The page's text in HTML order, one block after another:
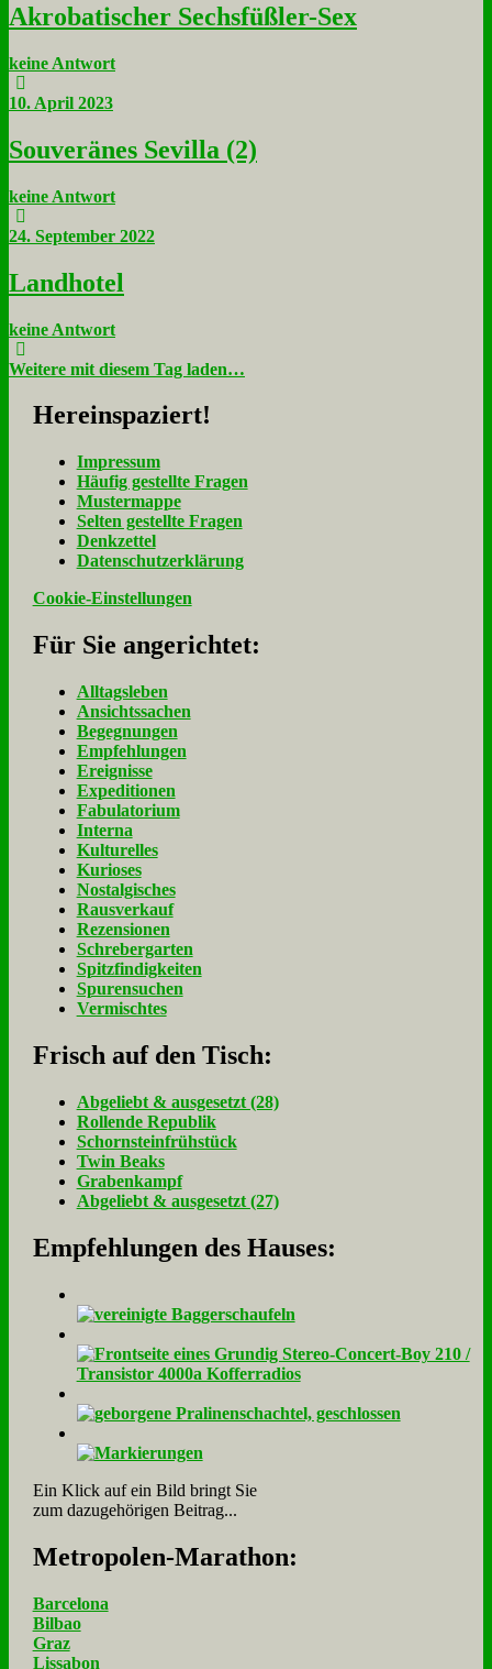
Akro­ba­ti­scher Sechs­füß­ler-Sex
keine Antwort
10. April 2023
Sou­ve­rä­nes Se­vil­la (2)
keine Antwort
24. September 2022
Land­ho­tel
keine Antwort
Weitere mit diesem Tag laden…
Her­ein­spa­ziert!
Im­pres­sum
Häu­fig ge­stell­te Fra­gen
Mu­ster­map­pe
Sel­ten ge­stell­te Fra­gen
Denk­zet­tel
Da­ten­schutz­er­klä­rung
Cookie-Einstellungen
Für Sie an­ge­rich­tet:
Alltagsleben
Ansichtssachen
Begegnungen
Empfehlungen
Ereignisse
Expeditionen
Fabulatorium
Interna
Kulturelles
Kurioses
Nostalgisches
Rausverkauf
Rezensionen
Schrebergarten
Spitzfindigkeiten
Spurensuchen
Vermischtes
Frisch auf den Tisch:
Ab­ge­liebt & aus­ge­setzt (28)
Rol­len­de Re­pu­blik
Schorn­stein­früh­stück
Twin Beaks
Gra­ben­kampf
Ab­ge­liebt & aus­ge­setzt (27)
Empfehlungen des Hauses:
Ein Klick auf ein Bild bringt Sie
zum dazugehörigen Beitrag...
Me­tro­po­len-Ma­ra­thon:
Barcelona
Bilbao
Graz
Lissabon